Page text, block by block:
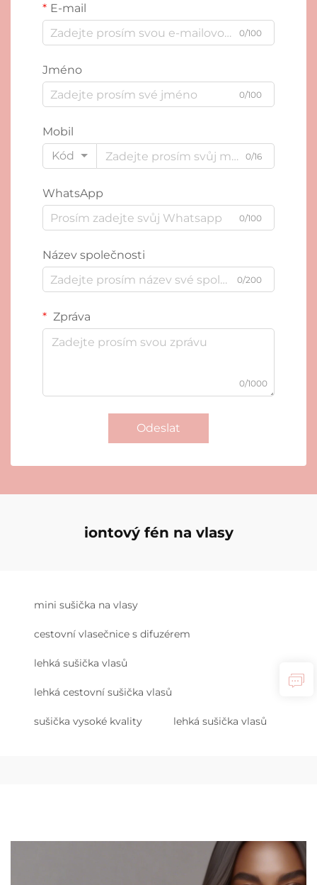
E-mail
0/100
Jméno
0/100
Mobil
Kód
0/16
WhatsApp
0/100
Název společnosti
0/200
Zpráva
0/1000
Odeslat
iontový fén na vlasy
mini sušička na vlasy
cestovní vlasečnice s difuzérem
lehká sušička vlasů
lehká cestovní sušička vlasů
sušička vysoké kvality lehká sušička vlasů